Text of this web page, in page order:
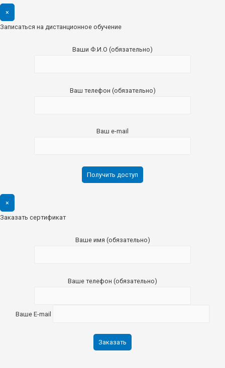
×
Записаться на дистанционное обучение
Ваши Ф.И.О (обязательно)
Ваш телефон (обязательно)
Ваш e-mail
×
Заказать сертификат
Ваше имя (обязательно)
Ваше телефон (обязательно)
Ваше E-mail